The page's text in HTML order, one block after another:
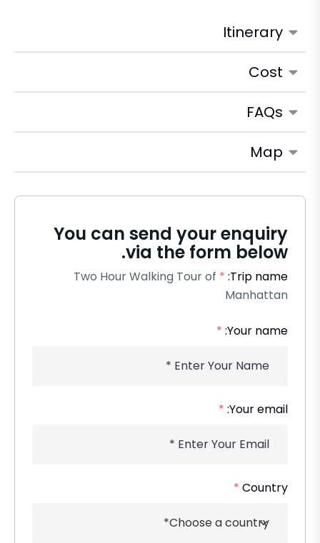
Itinerary
Cost
FAQs
Map
You can send your enquiry
via the form below.
Trip name:
*
Two Hour Walking Tour of
Manhattan
Your name:
*
Your email:
*
Country
*